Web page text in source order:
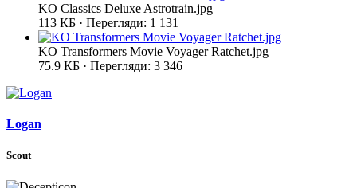
KO Classics Deluxe Astrotrain.jpg
113 КБ · Перегляди: 1 131
KO Transformers Movie Voyager Ratchet.jpg
75.9 КБ · Перегляди: 3 346
Logan
Scout